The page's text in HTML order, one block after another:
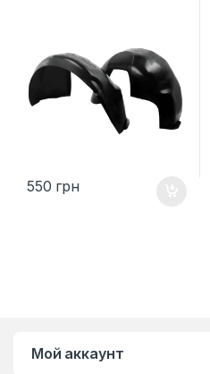
550 грн
Мой аккаунт